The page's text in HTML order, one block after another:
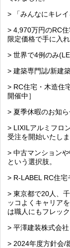
> 「みんなにキレ
> 4,970万円のRC
限定価格で手に入
> 世界で4例のみ
> 建築専門誌/新建
> RC住宅・木造住
開催中］
> 夏季休暇のお知
> LIXILアルミフロ
受注を開始いたしま
> 中古マンション
という選択肢。
> R-LABEL RC住宅
> 東京都で20人、
ッコよくキャリア
は職人にもフレッ
> 平澤建装株式会
> 2024年度方針会/